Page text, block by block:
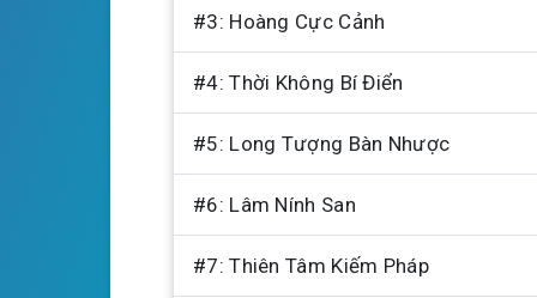
#3: Hoàng Cực Cảnh
#4: Thời Không Bí Điển
#5: Long Tượng Bàn Nhược
#6: Lâm Nính San
#7: Thiên Tâm Kiếm Pháp